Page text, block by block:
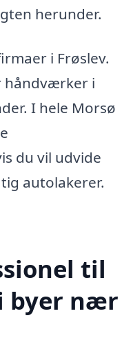
herunder.
i Frøslev.
håndværker i
I hele Morsø
du vil udvide
autolakerer.
til
byer nær